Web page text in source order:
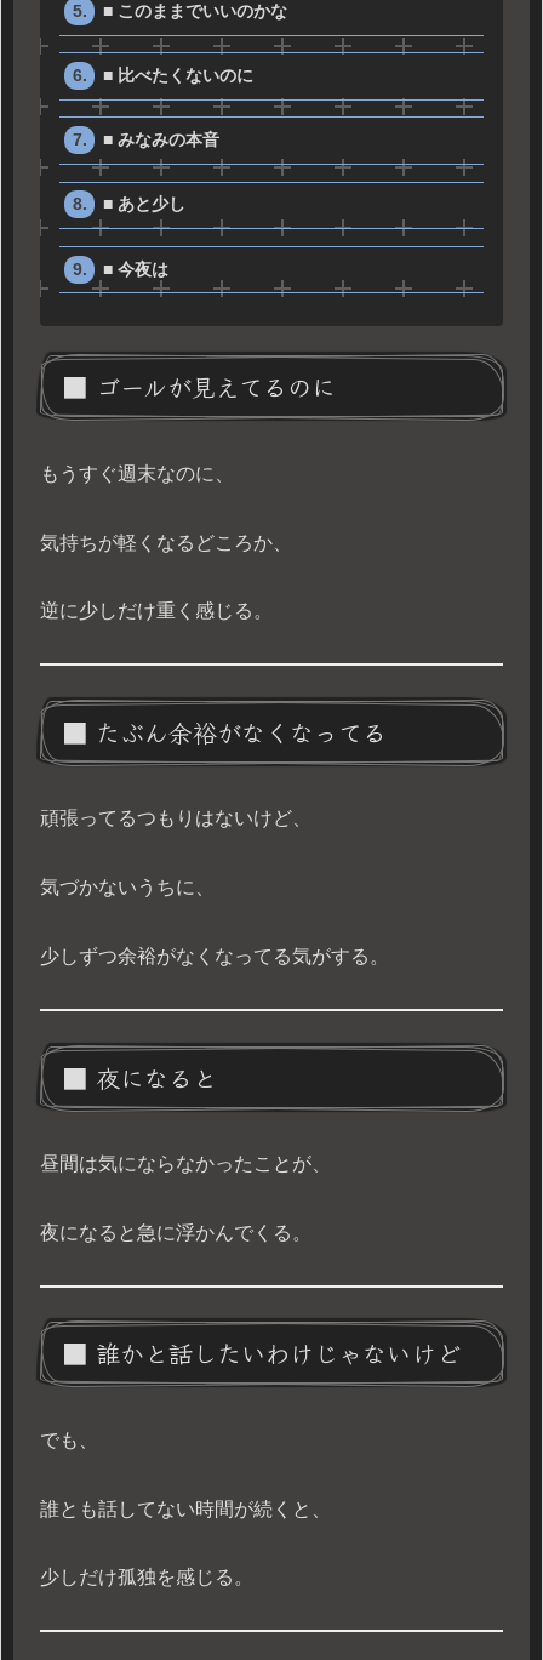
■ このままでいいのかな
■ 比べたくないのに
■ みなみの本音
■ あと少し
■ 今夜は
■ ゴールが見えてるのに
もうすぐ週末なのに、
気持ちが軽くなるどころか、
逆に少しだけ重く感じる。
■ たぶん余裕がなくなってる
頑張ってるつもりはないけど、
気づかないうちに、
少しずつ余裕がなくなってる気がする。
■ 夜になると
昼間は気にならなかったことが、
夜になると急に浮かんでくる。
■ 誰かと話したいわけじゃないけど
でも、
誰とも話してない時間が続くと、
少しだけ孤独を感じる。